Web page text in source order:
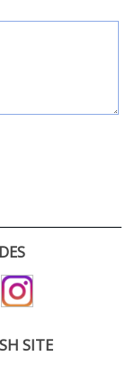
SITE